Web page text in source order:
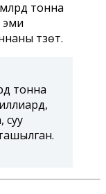
тонна
эми
түзөт.
тонна
суу